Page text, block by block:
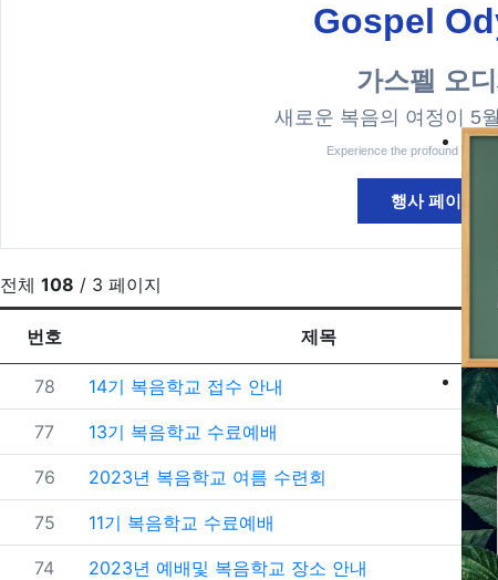
Gospel
가스펠 오디
새로운 복음의 여정이 5
Experience the profound
행사 페이지
전체 108 / 3 페이지
번호
제목
번호
78 14기 복음학교 접수 안내
번호
77 13기 복음학교 수료예배
번호
76 2023년 복음학교 여름 수련회
번호
75 11기 복음학교 수료예배
번호
74 2023년 예배및 복음학교 장소 안내